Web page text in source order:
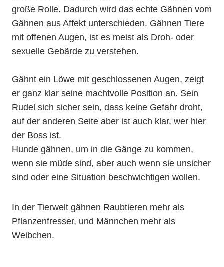
große Rolle. Dadurch wird das echte Gähnen vom
Gähnen aus Affekt unterschieden. Gähnen Tiere
mit offenen Augen, ist es meist als Droh- oder
sexuelle Gebärde zu verstehen.
Gähnt ein Löwe mit geschlossenen Augen, zeigt
er ganz klar seine machtvolle Position an. Sein
Rudel sich sicher sein, dass keine Gefahr droht,
auf der anderen Seite aber ist auch klar, wer hier
der Boss ist.
Hunde gähnen, um in die Gänge zu kommen,
wenn sie müde sind, aber auch wenn sie unsicher
sind oder eine Situation beschwichtigen wollen.
In der Tierwelt gähnen Raubtieren mehr als
Pflanzenfresser, und Männchen mehr als
Weibchen.